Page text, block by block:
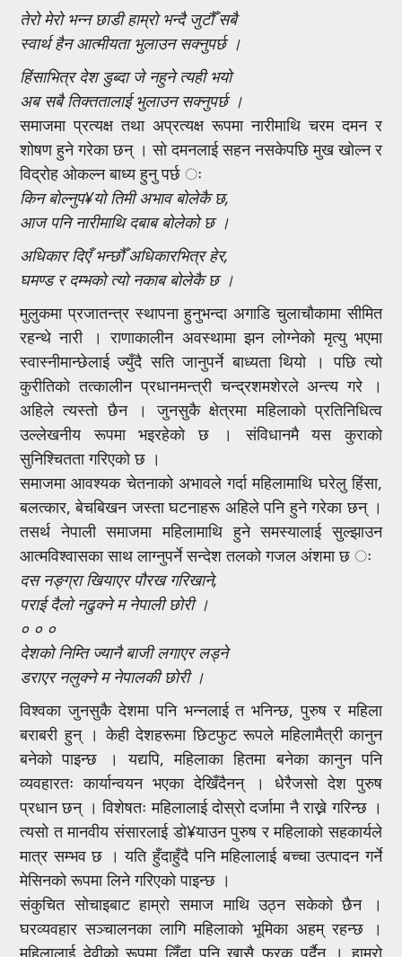
तेरो मेरो भन्न छाडी हाम्रो भन्दै जुटौँ सबै
स्वार्थ हैन आत्मीयता भुलाउन सक्नुपर्छ ।
हिंसाभित्र देश डुब्दा जे नहुने त्यही भयो
अब सबै तिक्ततालाई भुलाउन सक्नुपर्छ ।
समाजमा प्रत्यक्ष तथा अप्रत्यक्ष रूपमा नारीमाथि चरम दमन र
शोषण हुने गरेका छन् । सो दमनलाई सहन नसकेपछि मुख खोल्न र
विद्रोह ओकल्न बाध्य हुनु पर्छ ः
किन बोल्नुप¥यो तिमी अभाव बोलेकै छ,
आज पनि नारीमाथि दबाब बोलेको छ ।
अधिकार दिएँ भन्छौँ अधिकारभित्र हेर,
घमण्ड र दम्भको त्यो नकाब बोलेकै छ ।
मुलुकमा प्रजातन्त्र स्थापना हुनुभन्दा अगाडि चुलाचौकामा सीमित
रहन्थे नारी । राणाकालीन अवस्थामा झन लोग्नेको मृत्यु भएमा
स्वास्नीमान्छेलाई ज्युँदै सति जानुपर्ने बाध्यता थियो । पछि त्यो
कुरीतिको तत्कालीन प्रधानमन्त्री चन्द्रशमशेरले अन्त्य गरे ।
अहिले त्यस्तो छैन । जुनसुकै क्षेत्रमा महिलाको प्रतिनिधित्व
उल्लेखनीय रूपमा भइरहेको छ । संविधानमै यस कुराको
सुनिश्चितता गरिएको छ ।
समाजमा आवश्यक चेतनाको अभावले गर्दा महिलामाथि घरेलु हिंसा,
बलत्कार, बेचबिखन जस्ता घटनाहरू अहिले पनि हुने गरेका छन् ।
तसर्थ नेपाली समाजमा महिलामाथि हुने समस्यालाई सुल्झाउन
आत्मविश्वासका साथ लाग्नुपर्ने सन्देश तलको गजल अंशमा छ ः
दस नङ्ग्रा खियाएर पौरख गरिखाने,
पराई दैलो नढुक्ने म नेपाली छोरी ।
० ० ०
देशको निम्ति ज्यानै बाजी लगाएर लड्ने
डराएर नलुक्ने म नेपालकी छोरी ।
विश्वका जुनसुकै देशमा पनि भन्नलाई त भनिन्छ, पुरुष र महिला
बराबरी हुन् । केही देशहरूमा छिटफुट रूपले महिलामैत्री कानुन
बनेको पाइन्छ । यद्यपि, महिलाका हितमा बनेका कानुन पनि
व्यवहारतः कार्यान्वयन भएका देखिँदैनन् । धेरैजसो देश पुरुष
प्रधान छन् । विशेषतः महिलालाई दोस्रो दर्जामा नै राख्ने गरिन्छ ।
त्यसो त मानवीय संसारलाई डो¥याउन पुरुष र महिलाको सहकार्यले
मात्र सम्भव छ । यति हुँदाहुँदै पनि महिलालाई बच्चा उत्पादन गर्ने
मेसिनको रूपमा लिने गरिएको पाइन्छ ।
संकुचित सोचाइबाट हाम्रो समाज माथि उठ्न सकेको छैन ।
घरव्यवहार सञ्चालनका लागि महिलाको भूमिका अहम् रहन्छ ।
महिलालाई देवीको रूपमा लिँदा पनि खासै फरक पर्दैन । हाम्रो